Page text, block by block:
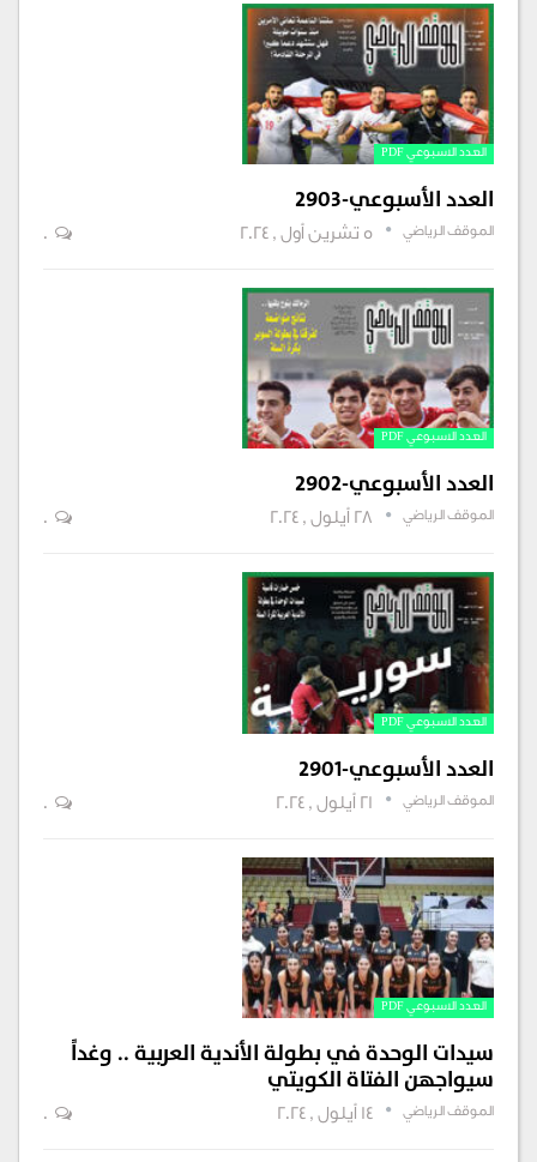
العدد الاسبوعي PDF
العدد الأسبوعي-2903
الموقف الرياضي 0
العدد الاسبوعي PDF
العدد الأسبوعي-2902
الموقف الرياضي 28 أيلول , 2024 0
العدد الاسبوعي PDF
العدد الأسبوعي-2901
الموقف الرياضي 21 أيلول , 2024 0
العدد الاسبوعي PDF
سيدات الوحدة في بطولة الأندية العربية .. وغداً
سيواجهن الفتاة الكويتي
الموقف الرياضي 14 أيلول , 2024 0